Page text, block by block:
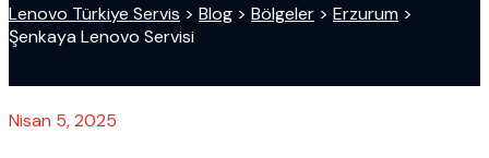
Lenovo Türkiye Servis > Blog > Bölgeler > Erzurum >
Şenkaya Lenovo Servisi
Nisan 5, 2025